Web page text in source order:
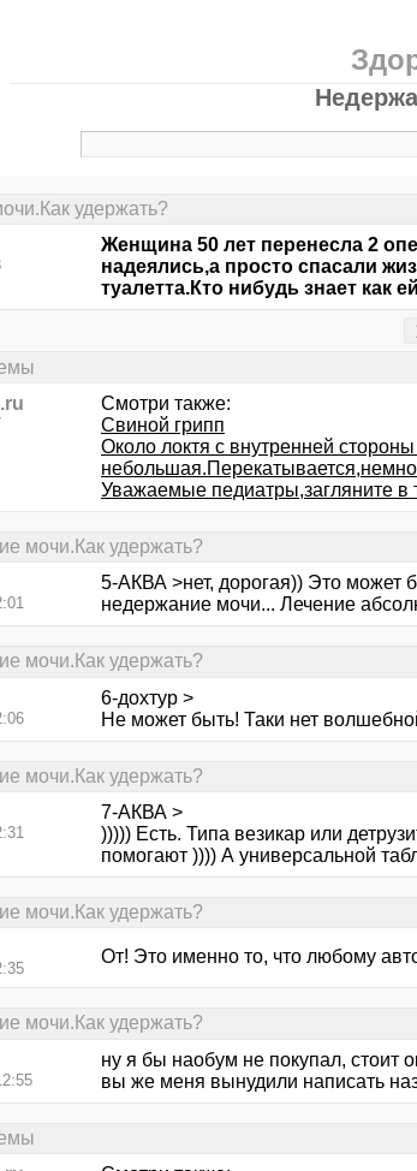
удержать?
Женщина 50 лет перенесла 2
надеялись,а просто спасали
туалетта.Кто нибудь знает как
Смотри также:
Свиной грипп
Около локтя с внутренней
Уважаемые педиатры,загляните в
мочи.Как удержать?
5-АКВА >нет, дорогая)) Это может
недержание мочи... Лечение
мочи.Как удержать?
6-дохтур >
Не может быть! Таки нет
мочи.Как удержать?
7-АКВА >
))))) Есть. Типа везикар или
помогают )))) А универсальной
мочи.Как удержать?
От! Это именно то, что любому
мочи.Как удержать?
ну я бы наобум не покупал, стоит
вы же меня вынудили написать